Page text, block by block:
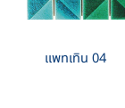
แพทเทิน 04